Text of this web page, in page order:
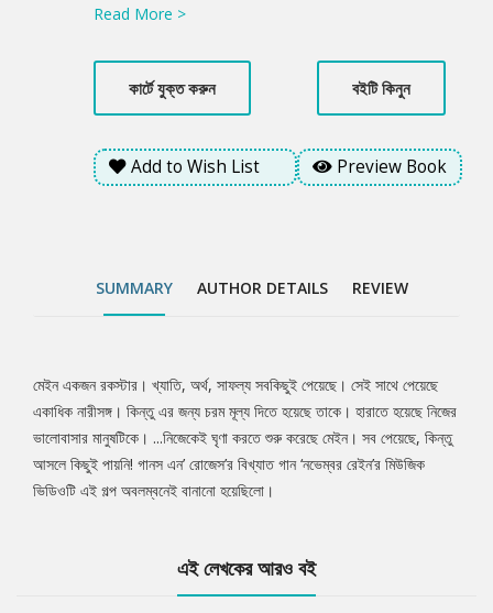
হারাতে হয়েছে নিজের ভালোবাসার মানুষটিকে। ...নিজেকেই ঘৃণা করতে শুরু
বিখ্যাত গান ‘নভেম্বর রেইন’র মিউজিক ভিডিওটি এই গল্প অবলম্বনেই বানানো
হয়েছিলো।
Read More >
কার্টে যুক্ত করুন বইটি কিনুন
Add to Wish List Preview Book
SUMMARY AUTHOR DETAILS REVIEW
Tab
Article
মেইন একজন রকস্টার। খ্যাতি, অর্থ, সাফল্য সবকিছুই পেয়েছে। সেই সাথে পেয়েছে
একাধিক নারীসঙ্গ। কিন্তু এর জন্য চরম মূল্য দিতে হয়েছে তাকে। হারাতে হয়েছে নিজের
ভালোবাসার মানুষটিকে। ...নিজেকেই ঘৃণা করতে শুরু করেছে মেইন। সব পেয়েছে, কিন্তু
আসলে কিছুই পায়নি! গানস এন’ রোজেস’র বিখ্যাত গান ‘নভেম্বর রেইন’র মিউজিক
ভিডিওটি এই গল্প অবলম্বনেই বানানো হয়েছিলো।
এই লেখকের আরও বই